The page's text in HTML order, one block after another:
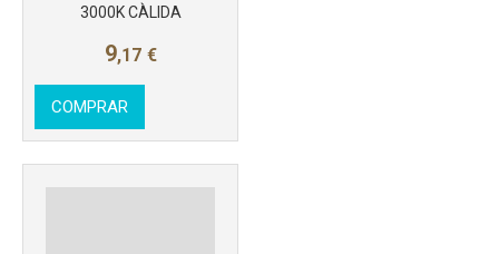
3000K CÀLIDA
9,17 €
COMPRAR